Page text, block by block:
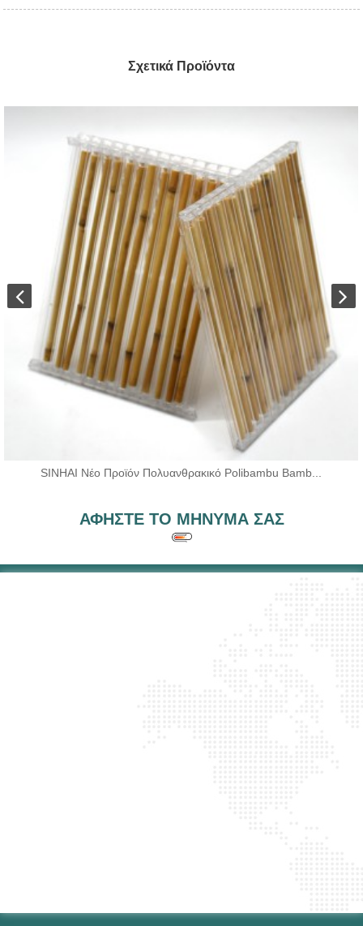
Σχετικά Προϊόντα
SINHAI Νέο Προϊόν Πολυανθρακικό Polibambu Bamb...
ΑΦΉΣΤΕ ΤΟ ΜΉΝΥΜΆ ΣΑΣ